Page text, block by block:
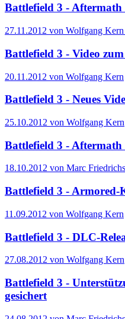
Battlefield 3 -
27.11.2012 von Wolfgang Kern
Battlefield 3 - Video
20.11.2012 von Wolfgang Kern
Battlefield 3 - Neues
25.10.2012 von Wolfgang Kern
Battlefield 3 -
18.10.2012 von Marc Friedrichs
Battlefield 3 -
11.09.2012 von Wolfgang Kern
Battlefield 3 - DLC-
27.08.2012 von Wolfgang Kern
Battlefield 3 -
gesichert